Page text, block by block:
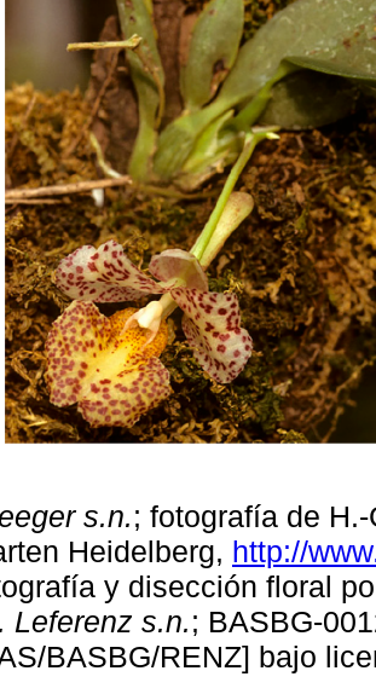
s.n.; fotografía de
Heidelberg, http://
y disección floral
Leferenz s.n.; BASBG-
BASBG/RENZ] bajo